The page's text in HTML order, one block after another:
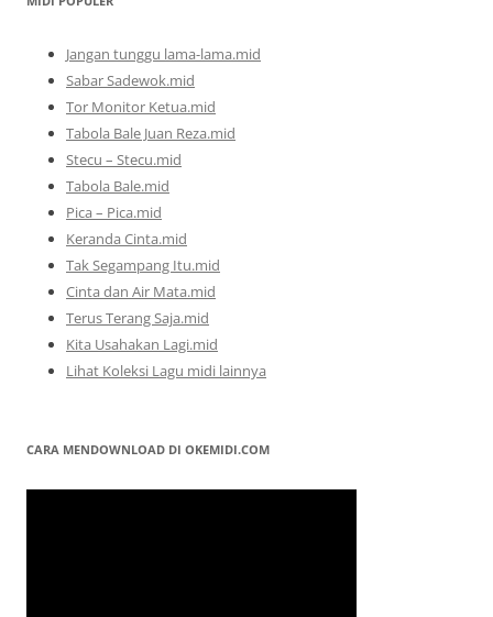
Jangan tunggu lama-lama.mid
Sabar Sadewok.mid
Tor Monitor Ketua.mid
Tabola Bale Juan Reza.mid
Stecu – Stecu.mid
Tabola Bale.mid
Pica – Pica.mid
Keranda Cinta.mid
Tak Segampang Itu.mid
Cinta dan Air Mata.mid
Terus Terang Saja.mid
Kita Usahakan Lagi.mid
Lihat Koleksi Lagu midi lainnya
CARA MENDOWNLOAD DI OKEMIDI.COM